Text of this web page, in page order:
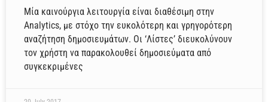
Μία καινούργια λειτουργία είναι διαθέσιμη στην
Analytics, με στόχο την ευκολότερη και γρηγορότερη
αναζήτηση δημοσιευμάτων. Οι ‘Λίστες’ διευκολύνουν
τον χρήστη να παρακολουθεί δημοσιεύματα από
συγκεκριμένες